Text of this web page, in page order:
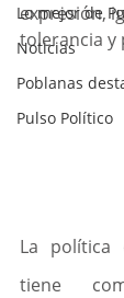
Lo mejor de
Noticias
Poblanas
Pulso Político
expresión,
tolerancia y
La política
tiene